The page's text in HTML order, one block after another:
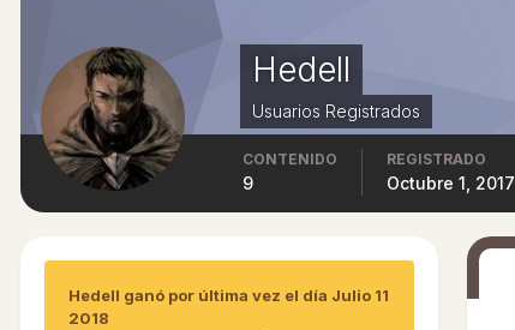
Hedell
Usuarios Registrados
CONTENIDO
9
REGISTRADO
Octubre 1, 2017
Hedell ganó por última vez el día Julio 11
2018